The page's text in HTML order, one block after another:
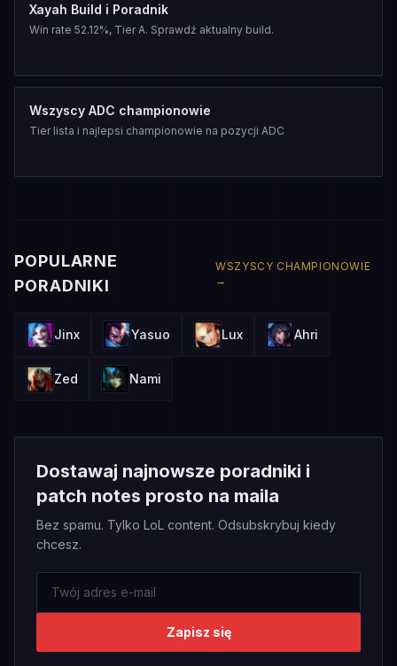
Xayah Build i Poradnik
Win rate 52.12%, Tier A. Sprawdź aktualny build.
Wszyscy ADC championowie
Tier lista i najlepsi championowie na pozycji ADC
POPULARNE
PORADNIKI
WSZYSCY CHAMPIONOWIE
→
Jinx Yasuo Lux Ahri
Zed Nami
Dostawaj najnowsze poradniki i
patch notes prosto na maila
Bez spamu. Tylko LoL content. Odsubskrybuj kiedy
chcesz.
Zapisz się